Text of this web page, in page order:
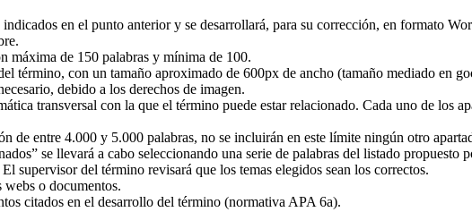
en el punto anterior y se desarrollará, para su corrección, en formato
máxima de 150 palabras y mínima de 100.
término, con un tamaño aproximado de 600px de ancho (tamaño mediado en
debido a los derechos de imagen.
transversal con la que el término puede estar relacionado. Cada uno de los
de entre 4.000 y 5.000 palabras, no se incluirán en este límite ningún otro
se llevará a cabo seleccionando una serie de palabras del listado
supervisor del término revisará que los temas elegidos sean los correctos.
webs o documentos.
citados en el desarrollo del término (normativa APA 6a).